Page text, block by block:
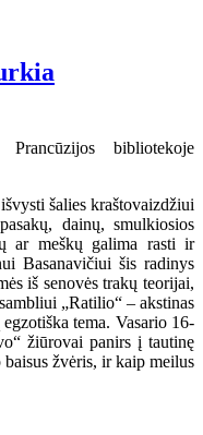
šalies kraštovaizdžiui
dainų, smulkiosios
ar meškų galima rasti ir
Basanavičiui šis radinys
iš senovės trakų teorijai,
„Ratilio“ – akstinas
tema. Vasario 16-
žiūrovai panirs į tautinę
žvėris, ir kaip meilus